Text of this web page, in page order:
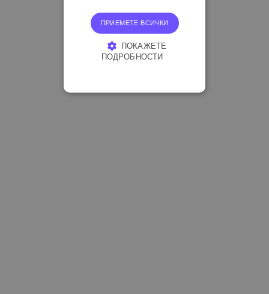
ПРИЕМЕТЕ ВСИЧКИ
ПОКАЖЕТЕ
ПОДРОБНОСТИ